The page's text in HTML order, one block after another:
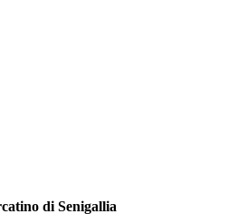
di Senigallia